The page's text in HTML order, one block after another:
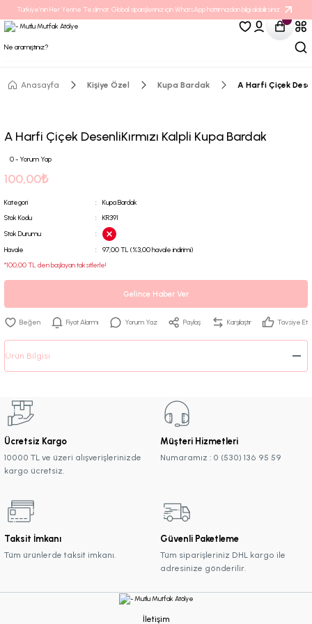
Türkiye’nin Her Yerine Teslimat. Global siparişleriniz için WhatsApp hattımızdan bilgi alabilirsiniz.
Anasayfa Kişiye Özel Kupa Bardak A Harfi Çiçek
A Harfi Çiçek DesenliKırmızı Kalpli Kupa Bardak
0 - Yorum Yap
100,00₺
Kategori
Kupa Bardak
Stok Kodu
KR391
Stok Durumu
Havale
97,00 TL (%3,00 havale indirimi)
*100,00 TL den başlayan taksitlerle!
Gelince Haber Ver
Fiyat Alarmı Yorum Yaz Paylaş Karşılaştır Tavsiye Et
Ürün Bilgisi
Ücretsiz Kargo
10000 TL ve üzeri alışverişlerinizde
kargo ücretsiz.
Müşteri Hizmetleri
Numaramız : 0 (530) 136 95 59
Taksit İmkanı
Tüm ürünlerde taksit imkanı.
Güvenli Paketleme
Tüm siparişleriniz DHL kargo ile
adresinize gönderilir.
İletişim